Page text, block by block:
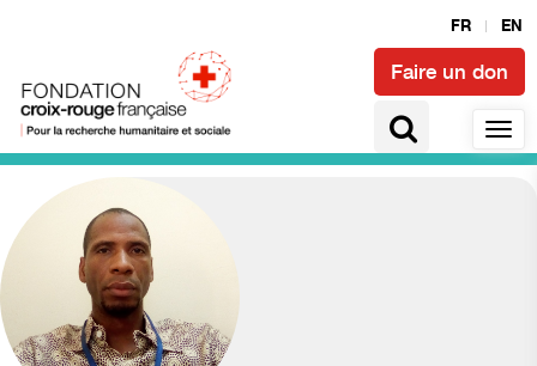
FR EN
Faire un don
Accès à la santé et épidémies